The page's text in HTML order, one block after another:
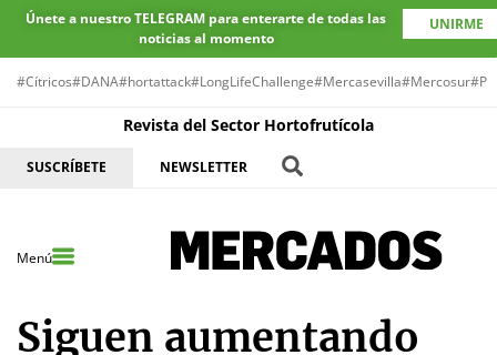
Únete a nuestro TELEGRAM para enterarte de todas las
noticias al momento
UNIRME
#Cítricos#DANA#hortattack#LongLifeChallenge#Mercasevilla#Mercosur
Revista del Sector Hortofrutícola
SUSCRÍBETE NEWSLETTER
Menú
Siguen aumentando